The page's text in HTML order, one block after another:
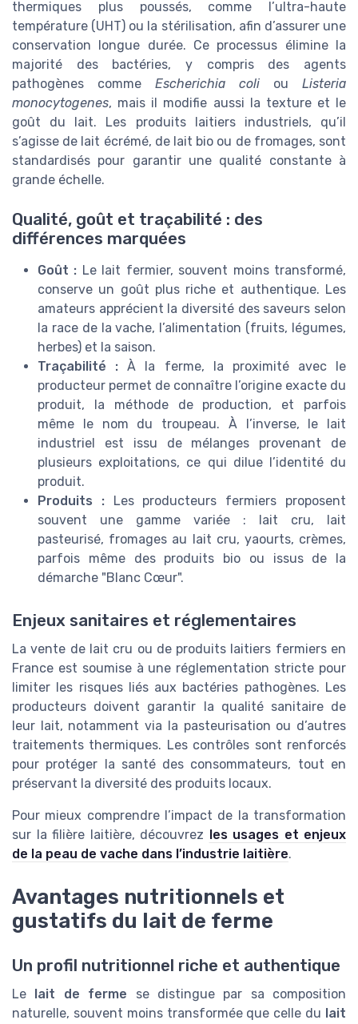
thermiques plus poussés, comme l’ultra-haute
température (UHT) ou la stérilisation, afin d’assurer une
conservation longue durée. Ce processus élimine la
majorité des bactéries, y compris des agents
pathogènes comme Escherichia coli ou Listeria
monocytogenes, mais il modifie aussi la texture et le
goût du lait. Les produits laitiers industriels, qu’il
s’agisse de lait écrémé, de lait bio ou de fromages, sont
standardisés pour garantir une qualité constante à
grande échelle.
Qualité, goût et traçabilité : des
différences marquées
Goût : Le lait fermier, souvent moins transformé,
conserve un goût plus riche et authentique. Les
amateurs apprécient la diversité des saveurs selon
la race de la vache, l’alimentation (fruits, légumes,
herbes) et la saison.
Traçabilité : À la ferme, la proximité avec le
producteur permet de connaître l’origine exacte du
produit, la méthode de production, et parfois
même le nom du troupeau. À l’inverse, le lait
industriel est issu de mélanges provenant de
plusieurs exploitations, ce qui dilue l’identité du
produit.
Produits :Les producteurs fermiers proposent
souvent une gamme variée : lait cru, lait
pasteurisé, fromages au lait cru, yaourts, crèmes,
parfois même des produits bio ou issus de la
démarche "Blanc Cœur".
Enjeux sanitaires et réglementaires
La vente de lait cru ou de produits laitiers fermiers en
France est soumise à une réglementation stricte pour
limiter les risques liés aux bactéries pathogènes. Les
producteurs doivent garantir la qualité sanitaire de
leur lait, notamment via la pasteurisation ou d’autres
traitements thermiques. Les contrôles sont renforcés
pour protéger la santé des consommateurs, tout en
préservant la diversité des produits locaux.
Pour mieux comprendre l’impact de la transformation
sur la filière laitière, découvrez les usages et enjeux
de la peau de vache dans l’industrie laitière.
Avantages nutritionnels et
gustatifs du lait de ferme
Un profil nutritionnel riche et authentique
Le lait de ferme se distingue par sa composition
naturelle, souvent moins transformée que celle du lait